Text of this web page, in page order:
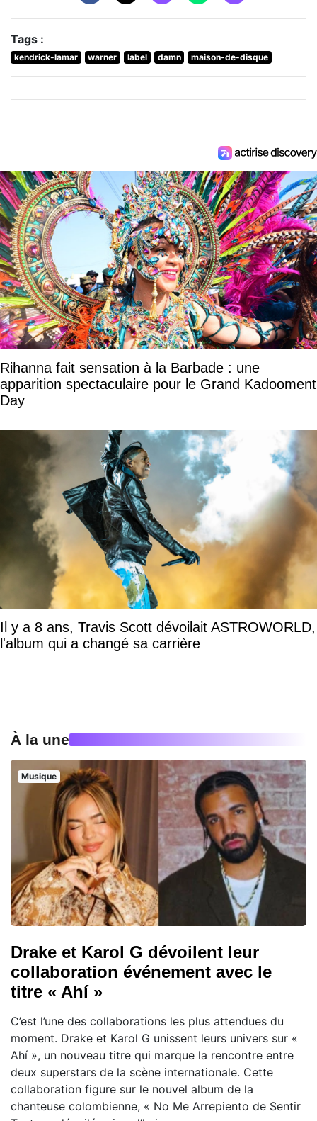
Tags :
kendrick-lamar warner label damn maison-de-disque
Rihanna fait sensation à la Barbade : une
apparition spectaculaire pour le Grand Kadooment
Day
Il y a 8 ans, Travis Scott dévoilait ASTROWORLD,
l'album qui a changé sa carrière
À la une
Musique
Drake et Karol G dévoilent leur
collaboration événement avec le
titre « Ahí »
C’est l’une des collaborations les plus attendues du
moment. Drake et Karol G unissent leurs univers sur «
Ahí », un nouveau titre qui marque la rencontre entre
deux superstars de la scène internationale. Cette
collaboration figure sur le nouvel album de la
chanteuse colombienne, « No Me Arrepiento de Sentir